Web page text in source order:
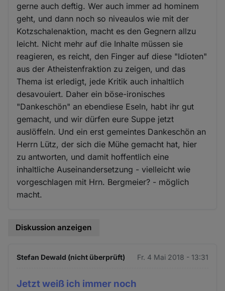
gerne auch deftig. Wer auch immer ad hominem
geht, und dann noch so niveaulos wie mit der
Kotzschalenaktion, macht es den Gegnern allzu
leicht. Nicht mehr auf die Inhalte müssen sie
reagieren, es reicht, den Finger auf diese "Idioten"
aus der Atheistenfraktion zu zeigen, und das
Thema ist erledigt, jede Kritik auch inhaltlich
desavouiert. Daher ein böse-ironisches
"Dankeschön" an ebendiese Eseln, habt ihr gut
gemacht, und wir dürfen eure Suppe jetzt
auslöffeln. Und ein erst gemeintes Dankeschön an
Herrn Lütz, der sich die Mühe gemacht hat, hier
zu antworten, und damit hoffentlich eine
inhaltliche Auseinandersetzung - vielleicht wie
vorgeschlagen mit Hrn. Bergmeier? - möglich
macht.
Diskussion anzeigen
Stefan Dewald (nicht überprüft) Fr. 4 Mai 2018 - 13:31
Jetzt weiß ich immer noch